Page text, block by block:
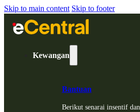
Skip to main content Skip to footer
Kewangan
Bantuan
Berikut senarai insentif